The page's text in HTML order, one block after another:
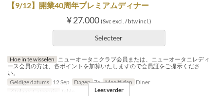
【9/12】開業40周年プレミアムディナー
¥ 27.000 (Svc excl. / btw incl.)
Selecteer
Hoe in te wisselen ニューオータニクラブ会員または、ニューオータニレディ
ース会員の方は、各ポイントを加算いたしますので会員証をご提示くださ
い。
Geldige datums 12 Sep Dagen Za Maaltijden Diner
Zitplaats Categorie
Table Lees verder